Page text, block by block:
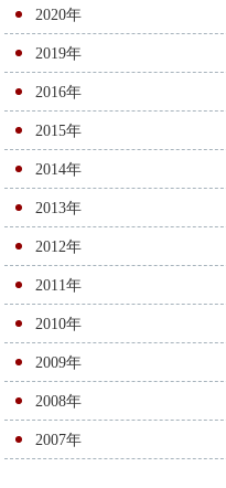
2020年
2019年
2016年
2015年
2014年
2013年
2012年
2011年
2010年
2009年
2008年
2007年